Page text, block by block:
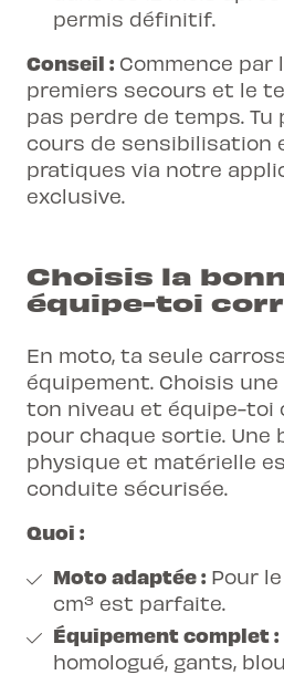
permis définitif.
Conseil : Commence par
premiers secours et le
pas perdre de temps.
cours de sensibilisation
pratiques via notre
exclusive.
Choisis la
équipe-toi
En moto, ta seule
équipement. Choisis
ton niveau et équipe-toi
pour chaque sortie. Une
physique et matérielle
conduite sécurisée.
Quoi :
Moto adaptée: Pour le
cm³ est parfaite.
Équipement complet :
homologué, gants,